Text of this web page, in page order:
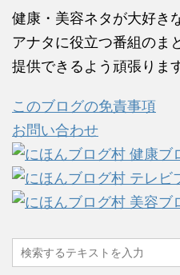
健康・美容ネタが大好き
アナタに役立つ番組のま
提供できるよう頑張りま
このブログの免責事項
お問い合わせ